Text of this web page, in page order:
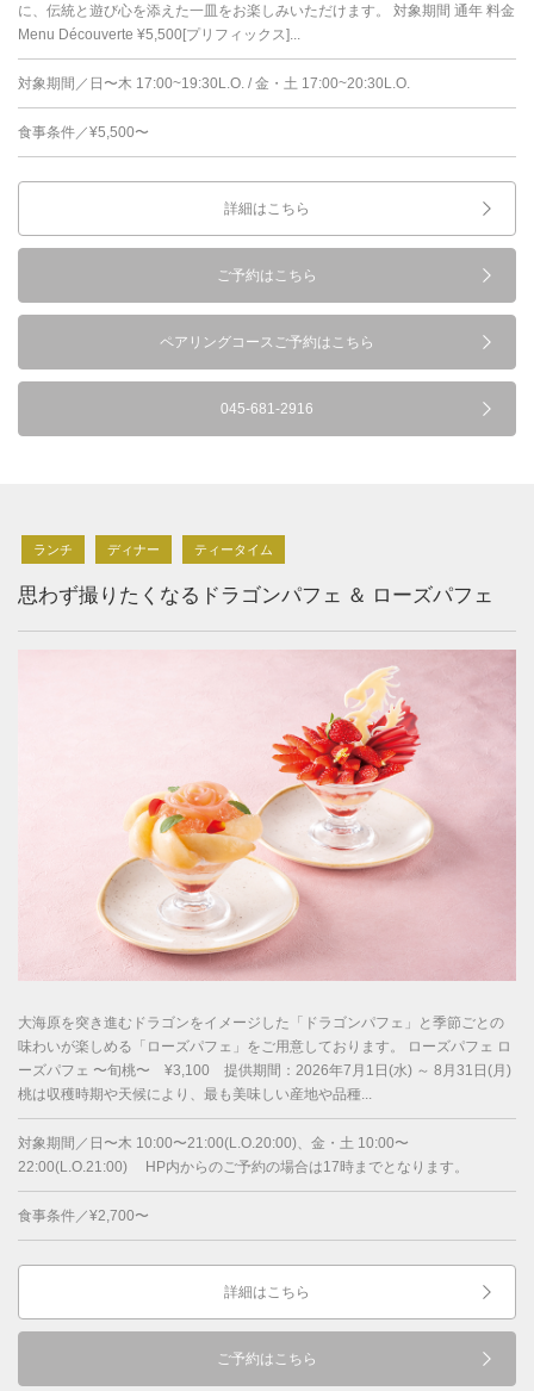
に、伝統と遊び心を添えた一皿をお楽しみいただけます。 対象期間 通年 料金
Menu Découverte ¥5,500[プリフィックス]...
対象期間／日〜木 17:00~19:30L.O. / 金・土 17:00~20:30L.O.
食事条件／¥5,500〜
詳細はこちら
ご予約はこちら
ペアリングコースご予約はこちら
045-681-2916
ランチ ディナー ティータイム
思わず撮りたくなるドラゴンパフェ ＆ ローズパフェ
大海原を突き進むドラゴンをイメージした「ドラゴンパフェ」と季節ごとの
味わいが楽しめる「ローズパフェ」をご用意しております。 ローズパフェ ロ
ーズパフェ 〜旬桃〜 ¥3,100 提供期間：2026年7月1日(水) ～ 8月31日(月)
桃は収穫時期や天候により、最も美味しい産地や品種...
対象期間／日〜木 10:00〜21:00(L.O.20:00)、金・土 10:00〜
22:00(L.O.21:00) HP内からのご予約の場合は17時までとなります。
食事条件／¥2,700〜
詳細はこちら
ご予約はこちら